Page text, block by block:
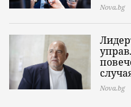
Nova.bg
Nova.bg